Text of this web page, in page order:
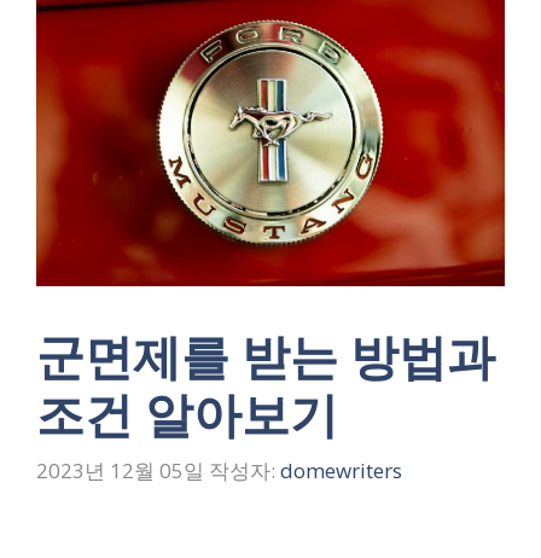
군면제를 받는 방법과
조건 알아보기
2023년 12월 05일 작성자: domewriters